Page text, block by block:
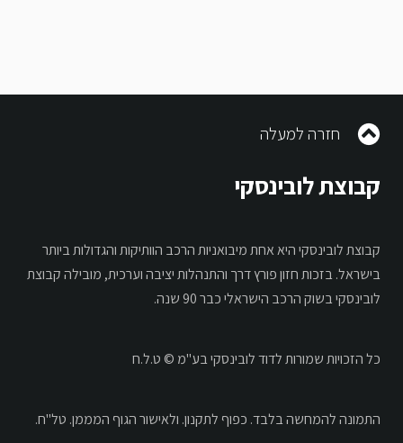
חזרה למעלה
קבוצת לובינסקי
קבוצת לובינסקי היא אחת מיבואניות הרכב הוותיקות והגדולות ביותר
בישראל. בזכות חזון פורץ דרך והתנהלות יציבה וערכית, מובילה קבוצת
לובינסקי בשוק הרכב הישראלי כבר 90 שנה.
כל הזכויות שמורות לדוד לובינסקי בע"מ © ט.ל.ח
התמונה להמחשה בלבד. כפוף לתקנון. ולאישור הגוף המממן. טל"ח.